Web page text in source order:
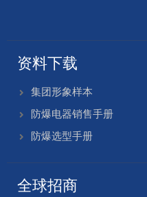
资料下载
集团形象样本
防爆电器销售手册
防爆选型手册
全球招商